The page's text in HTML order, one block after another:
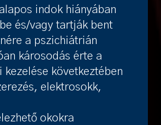
indok hiányában
és/vagy tartják bent
a pszichiátrián
károsodás érte a
kezelése következtében
elektrosokk,
okokra